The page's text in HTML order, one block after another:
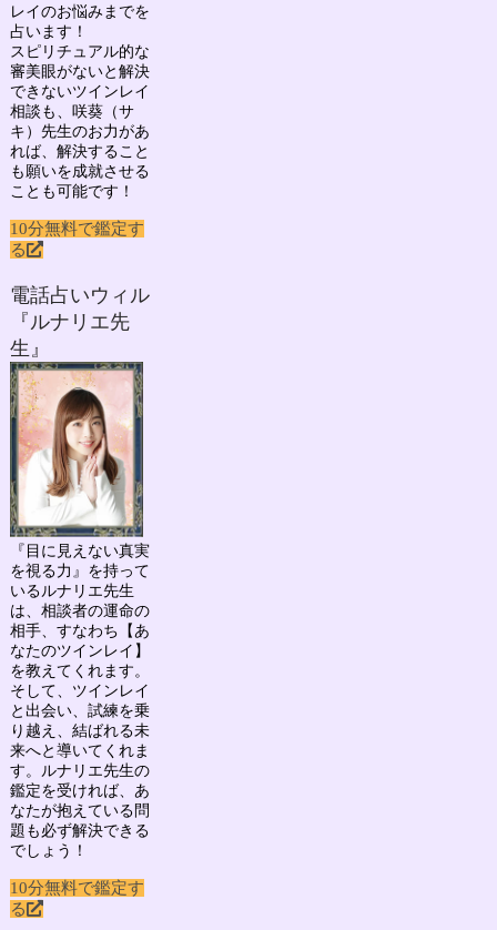
レイのお悩みまでを
占います！
スピリチュアル的な
審美眼がないと解決
できないツインレイ
相談も、咲葵（サ
キ）先生のお力があ
れば、解決すること
も願いを成就させる
ことも可能です！
10分無料で鑑定す
る
電話占いウィル
『ルナリエ先
生』
『目に見えない真実
を視る力』を持って
いるルナリエ先生
は、相談者の運命の
相手、すなわち 【あ
なたのツインレイ】
を教えてくれます。
そして、ツインレイ
と出会い、試練を乗
り越え、結ばれる未
来へと導いてくれま
す。ルナリエ先生の
鑑定を受ければ、あ
なたが抱えている問
題も必ず解決できる
でしょう！
10分無料で鑑定す
る